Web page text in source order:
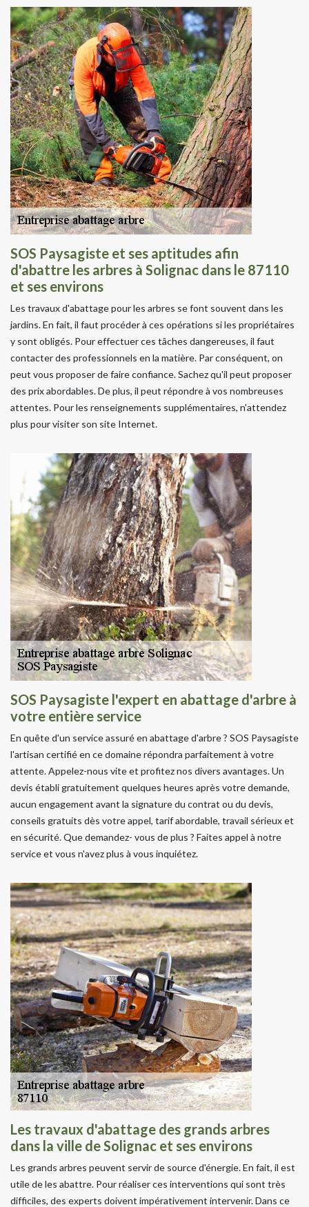
SOS Paysagiste et ses aptitudes afin
d'abattre les arbres à Solignac dans le 87110
et ses environs
Les travaux d'abattage pour les arbres se font souvent dans les
jardins. En fait, il faut procéder à ces opérations si les propriétaires
y sont obligés. Pour effectuer ces tâches dangereuses, il faut
contacter des professionnels en la matière. Par conséquent, on
peut vous proposer de faire confiance. Sachez qu'il peut proposer
des prix abordables. De plus, il peut répondre à vos nombreuses
attentes. Pour les renseignements supplémentaires, n'attendez
plus pour visiter son site Internet.
SOS Paysagiste l'expert en abattage d'arbre à
votre entière service
En quête d'un service assuré en abattage d'arbre ? SOS Paysagiste
l'artisan certifié en ce domaine répondra parfaitement à votre
attente. Appelez-nous vite et profitez nos divers avantages. Un
devis établi gratuitement quelques heures après votre demande,
aucun engagement avant la signature du contrat ou du devis,
conseils gratuits dès votre appel, tarif abordable, travail sérieux et
en sécurité. Que demandez- vous de plus ? Faites appel à notre
service et vous n'avez plus à vous inquiétez.
Les travaux d'abattage des grands arbres
dans la ville de Solignac et ses environs
Les grands arbres peuvent servir de source d'énergie. En fait, il est
utile de les abattre. Pour réaliser ces interventions qui sont très
difficiles, des experts doivent impérativement intervenir. Dans ce